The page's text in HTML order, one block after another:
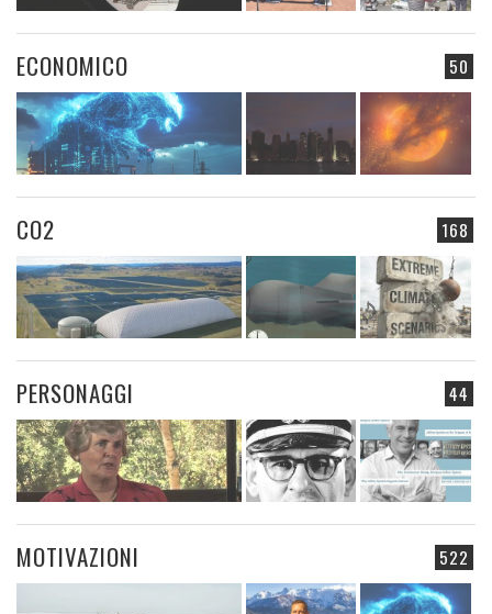
50
ECONOMICO
168
CO2
44
PERSONAGGI
522
MOTIVAZIONI